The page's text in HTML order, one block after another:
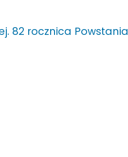
82 rocznica Powstania